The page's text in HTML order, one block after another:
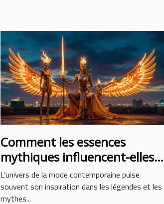
Comment les essences
mythiques influencent-elles
la mode contemporaine ?
L’univers de la mode contemporaine puise
souvent son inspiration dans les légendes et les
mythes...